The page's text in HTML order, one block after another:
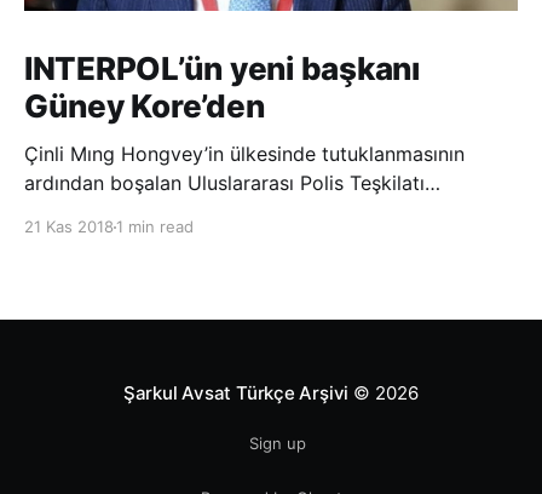
INTERPOL’ün yeni başkanı
Güney Kore’den
Çinli Mıng Hongvey’in ülkesinde tutuklanmasının
ardından boşalan Uluslararası Polis Teşkilatı
21 Kas 2018 1 min read
Şarkul Avsat Türkçe Arşivi © 2026
Sign up